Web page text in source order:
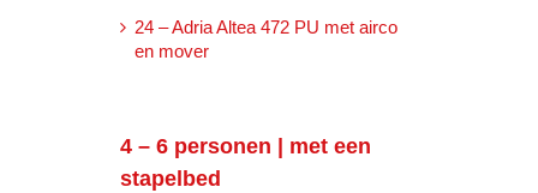
24 – Adria Altea 472 PU met airco
en mover
4 – 6 personen | met een
stapelbed